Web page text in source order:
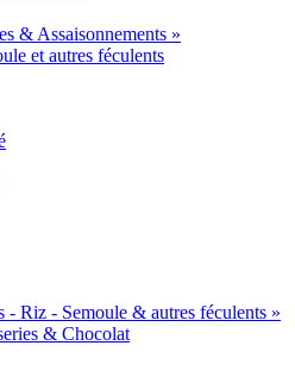
& Assaisonnements »
et autres féculents
- Riz - Semoule & autres féculents »
& Chocolat